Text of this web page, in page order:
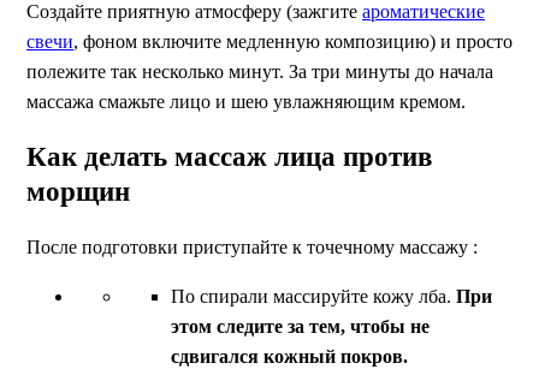
Создайте приятную атмосферу (зажгите ароматические
свечи, фоном включите медленную композицию) и просто
полежите так несколько минут. За три минуты до начала
массажа смажьте лицо и шею увлажняющим кремом.
Как делать массаж лица против
морщин
После подготовки приступайте к точечному массажу :
По спирали массируйте кожу лба. При
этом следите за тем, чтобы не
сдвигался кожный покров.